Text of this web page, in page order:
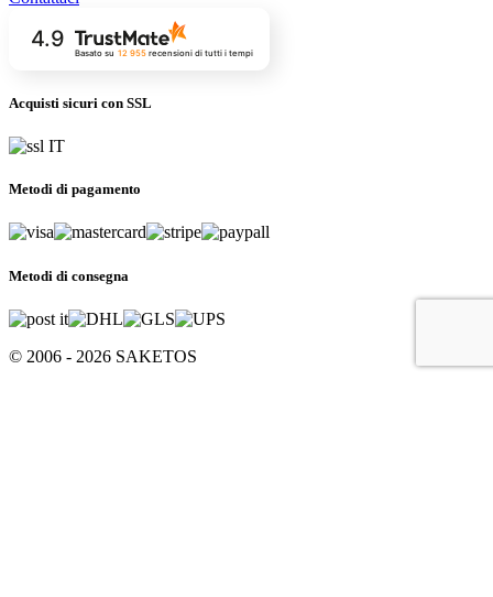
4.9
Basato su 12 955recensioni di tutti i tempi
Acquisti sicuri con SSL
Metodi di pagamento
Metodi di consegna
© 2006 - 2026 SAKETOS